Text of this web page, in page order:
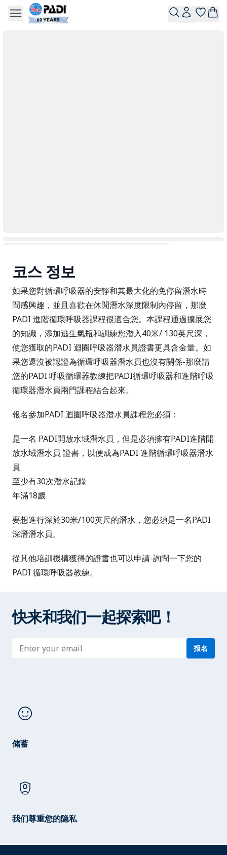
코스 정보
如果您對循環呼吸器的安靜和其最大化的免停留潛水時
間感興趣，並且喜歡在休閒潛水深度限制內停留，那麼
PADI 進階循環呼吸器課程很適合您。本課程通過擴展您
的知識，添加逃生氣瓶和訓練您潛入40米/ 130英尺深，
使您獲取的PADI 迴圈呼吸器潛水員證書更具含金量。如
果您還沒被認證為循環呼吸器潛水員也沒有關係-那麼請
您的PADI 呼吸循環器教練把PADI循環呼吸器和進階呼吸
循環器潛水員兩門課程結合起來。
報名參加PADI 迴圈呼吸器潛水員課程您必須：
是一名 PADI開放水域潛水員 ，但是必須擁有PADI進階開
放水域潛水員 證書，以便成為PADI 進階循環呼吸器潛水
員
至少有30次潛水記錄
年滿18歲
要想進行深於30米/100英尺的潛水，您必須是一名PADI
深潛潛水員。
從其他培訓機構獲得的證書也可以申請-詢問一下您的
PADI 循環呼吸器教練。
快来和我们一起探索吧！
Enter address 报名
sentiment_satisfied
储蓄
shield_person
我们尊重您的隐私